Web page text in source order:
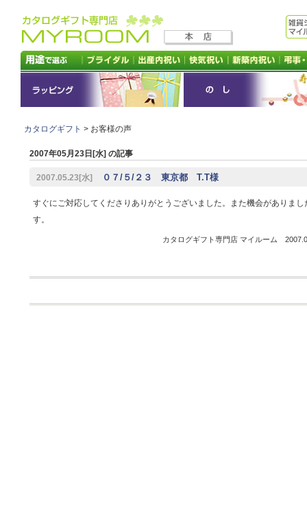
カタログギフト > お客様の声
2007年05月23日[水] の記事
2007.05.23[水] ０７/５/２３ 東京都 T.T様
すぐにご対応してくださりありがとうございました。また機会がありま
す。
カタログギフト専門店 マイルーム